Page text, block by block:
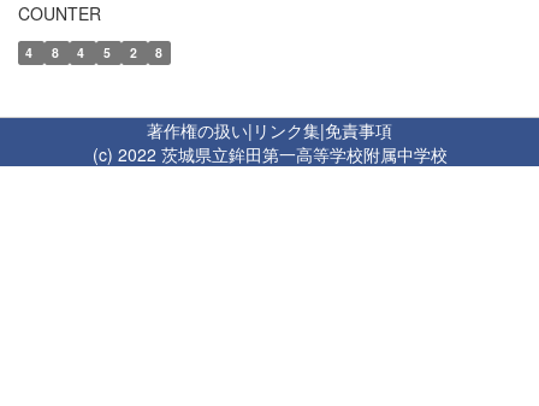
COUNTER
4 8 4 5 2 8
著作権の扱い| リンク集|免責事項
(c) 2022 茨城県立鉾田第一高等学校附属中学校